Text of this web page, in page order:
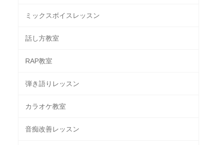
ミックスボイスレッスン
話し方教室
RAP教室
弾き語りレッスン
カラオケ教室
音痴改善レッスン